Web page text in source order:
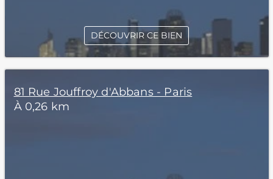
DÉCOUVRIR CE BIEN
81 Rue Jouffroy d'Abbans - Paris
À 0,26 km